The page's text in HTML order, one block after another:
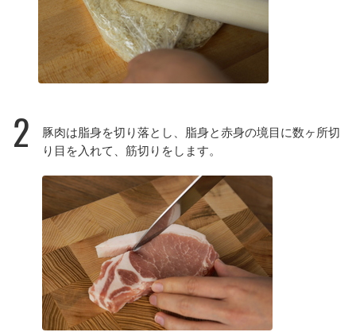
2
豚肉は脂身を切り落とし、脂身と赤身の境目に数ヶ所切
り目を入れて、筋切りをします。